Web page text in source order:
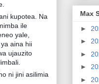
kupotea. Na
ile
yale,
aina hii
ujauzito
ni jini asilimia
Max
►
►
►
►
►